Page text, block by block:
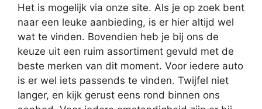
Het is mogelijk via onze site. Als je op zoek bent
naar een leuke aanbieding, is er hier altijd wel
wat te vinden. Bovendien heb je bij ons de
keuze uit een ruim assortiment gevuld met de
beste merken van dit moment. Voor iedere auto
is er wel iets passends te vinden. Twijfel niet
langer, en kijk gerust eens rond binnen ons